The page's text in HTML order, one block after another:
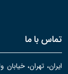
تماس با ما
ایران، تهران،